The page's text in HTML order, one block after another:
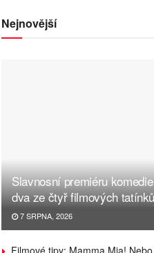
Nejnovější
Slavnosní premiéru
dva ze čtyř filmových
7 SRPNA, 2026
Filmové tipy: Mamma Mia!